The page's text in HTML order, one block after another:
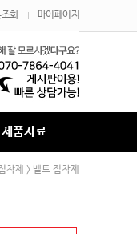
회 마이페이지
제품자료
착제 > 벨트 접착제